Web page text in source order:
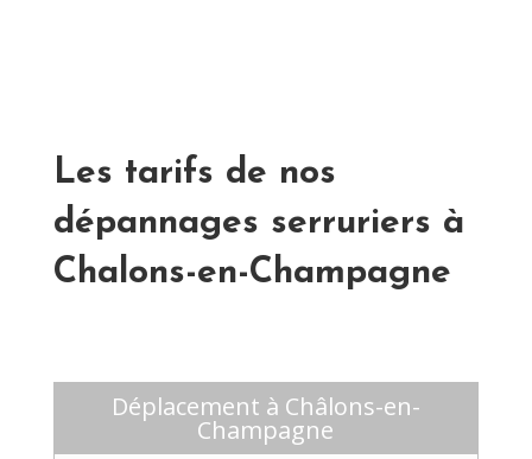
Les tarifs de nos
dépannages serruriers à
Chalons-en-Champagne
Déplacement à Châlons-en-
Champagne